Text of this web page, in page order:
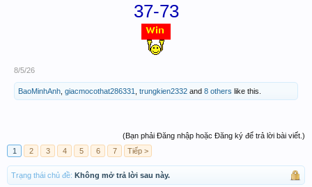
37-73
8/5/26
BaoMinhAnh giacmocothat286331 trungkien2332 and 8 others like this.
(Bạn phải Đăng nhập hoặc Đăng ký để trả lời bài viết.)
1
2 3 4 5 6 7 Tiếp >
Trạng thái chủ đề: Không mở trả lời sau này.